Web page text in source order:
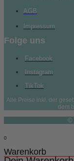
AGB
Impressum
Folge uns
Facebook
Instagram
TikTok
Alle Preise inkl. der
dem
©
0
Warenkorb